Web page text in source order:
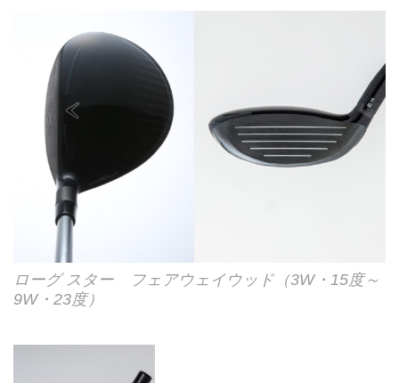
ローグ スター フェアウェイウッド（3W・15度～
9W・23度）